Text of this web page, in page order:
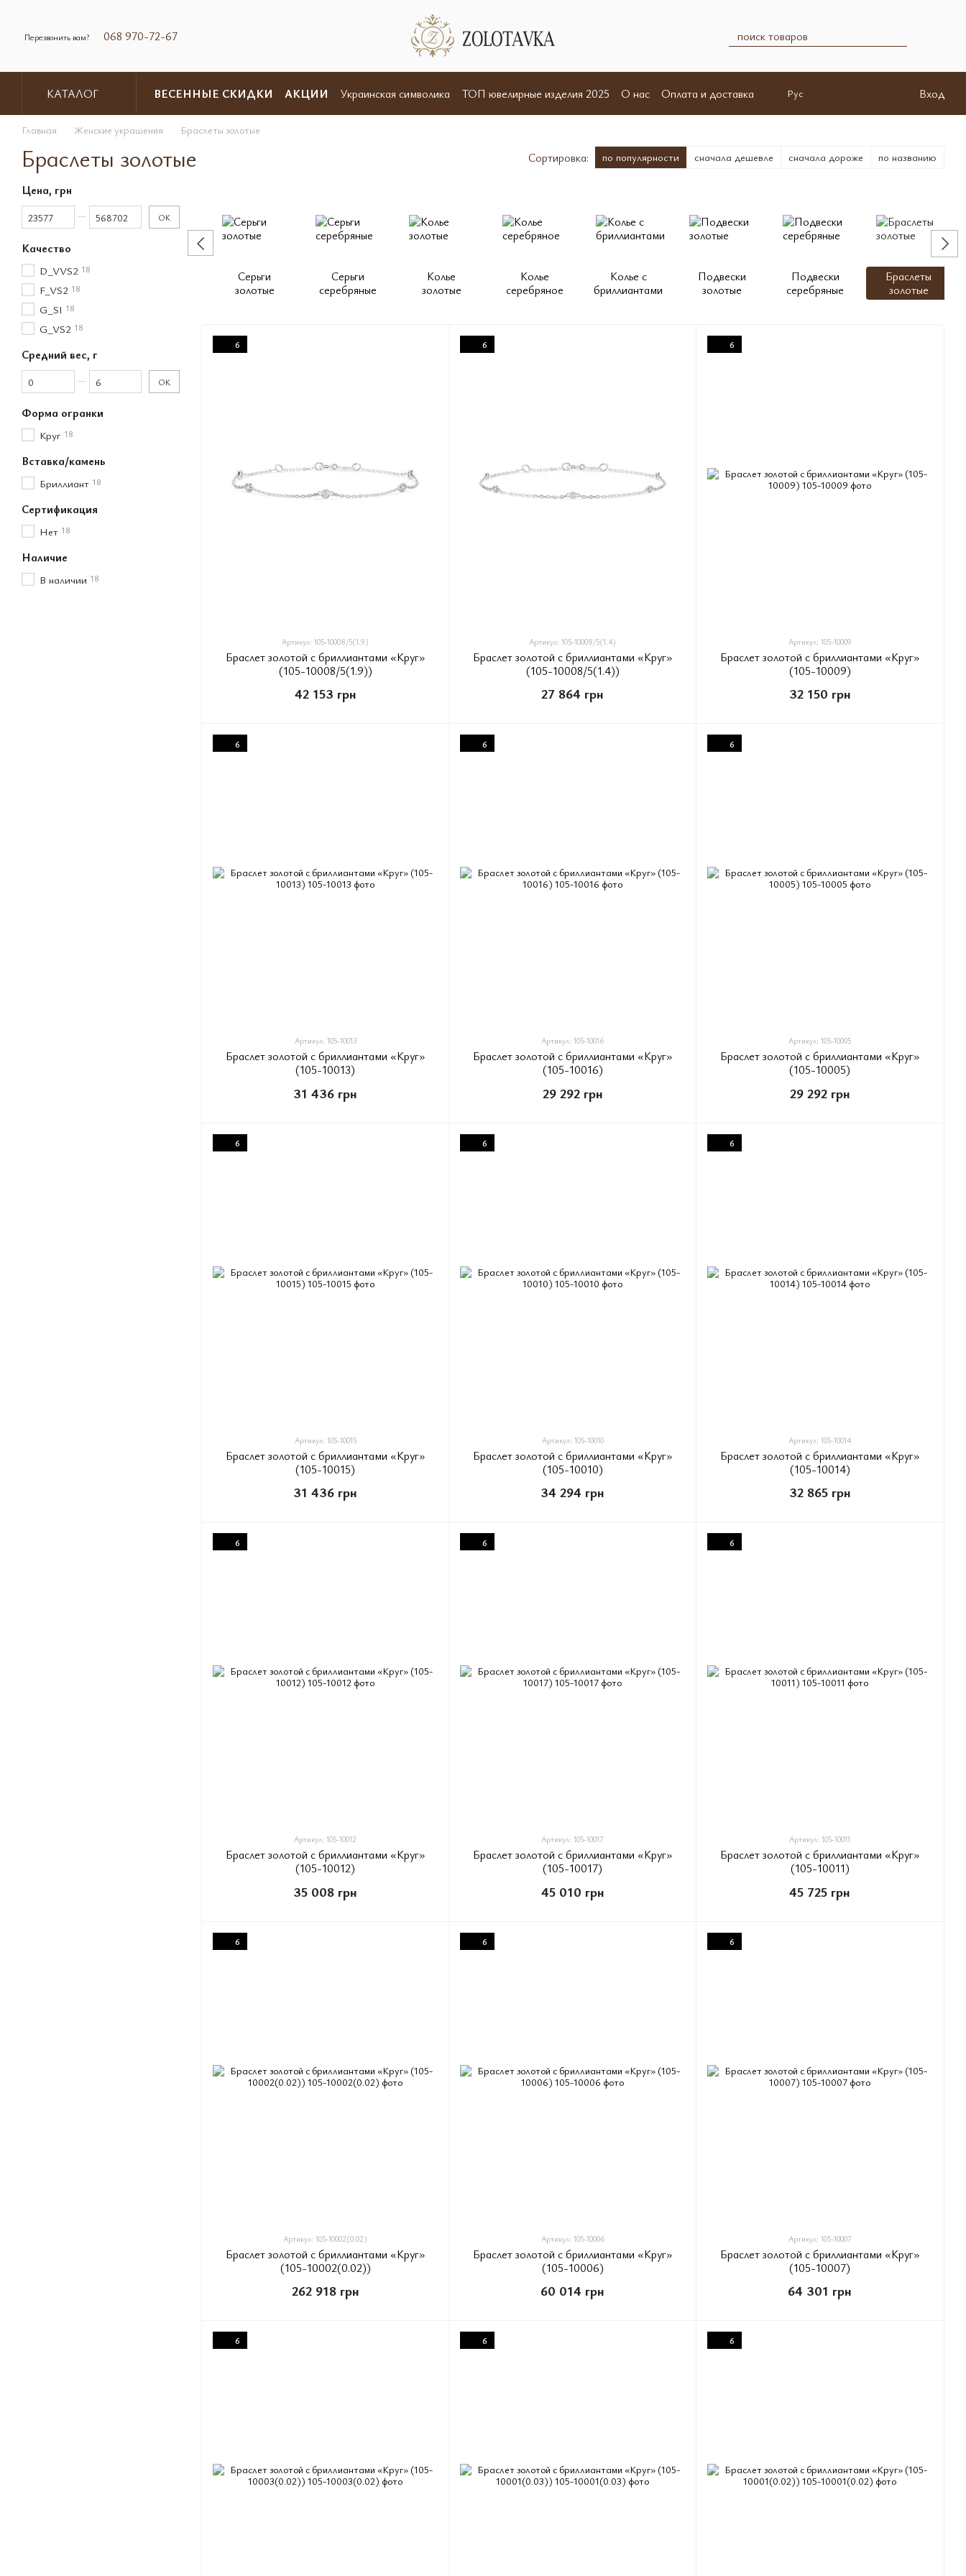
068 970-72-67
Перезвонить вам?
КАТАЛОГ ВЕСЕННЫЕ СКИДКИ АКЦИИ Украинская символика ТОП ювелирные изделия 2025 О нас
Оплата и доставка
Рус Вход
Главная Женские украшения Браслеты золотые
Браслеты золотые Сортировка: по популярности сначала дешевле сначала дороже по названию
Серьги
золотые
Серьги
серебряные
Колье
золотые
Колье
серебряное
Колье с
бриллиантами
Подвески
золотые
Подвески
серебряные
Браслеты
золотые
6
Артикул: 105-10008/5(1.9)
Браслет золотой с бриллиантами «Круг»
(105-10008/5(1.9))
42 153 грн
6
Артикул: 105-10008/5(1.4)
Браслет золотой с бриллиантами «Круг»
(105-10008/5(1.4))
27 864 грн
6
Артикул: 105-10009
Браслет золотой с бриллиантами «Круг»
(105-10009)
32 150 грн
6
Артикул: 105-10013
Браслет золотой с бриллиантами «Круг»
(105-10013)
31 436 грн
6
Артикул: 105-10016
Браслет золотой с бриллиантами «Круг»
(105-10016)
29 292 грн
6
Артикул: 105-10005
Браслет золотой с бриллиантами «Круг»
(105-10005)
29 292 грн
6
Артикул: 105-10015
Браслет золотой с бриллиантами «Круг»
(105-10015)
31 436 грн
6
Артикул: 105-10010
Браслет золотой с бриллиантами «Круг»
(105-10010)
34 294 грн
6
Артикул: 105-10014
Браслет золотой с бриллиантами «Круг»
(105-10014)
32 865 грн
6
Артикул: 105-10012
Браслет золотой с бриллиантами «Круг»
(105-10012)
35 008 грн
6
Артикул: 105-10017
Браслет золотой с бриллиантами «Круг»
(105-10017)
45 010 грн
6
Артикул: 105-10011
Браслет золотой с бриллиантами «Круг»
(105-10011)
45 725 грн
6
Артикул: 105-10002(0.02)
Браслет золотой с бриллиантами «Круг»
(105-10002(0.02))
262 918 грн
6
Артикул: 105-10006
Браслет золотой с бриллиантами «Круг»
(105-10006)
60 014 грн
6
Артикул: 105-10007
Браслет золотой с бриллиантами «Круг»
(105-10007)
64 301 грн
6 6 6
Цена, грн
От Цена, грн
До Цена, грн OK
Качество
D_VVS2 18
F_VS2 18
G_SI 18
G_VS2 18
Средний вес, г
От Средний вес, г
До Средний вес, г OK
Форма огранки
Круг 18
Вставка/камень
Бриллиант 18
Сертификация
Нет 18
Наличие
В наличии 18